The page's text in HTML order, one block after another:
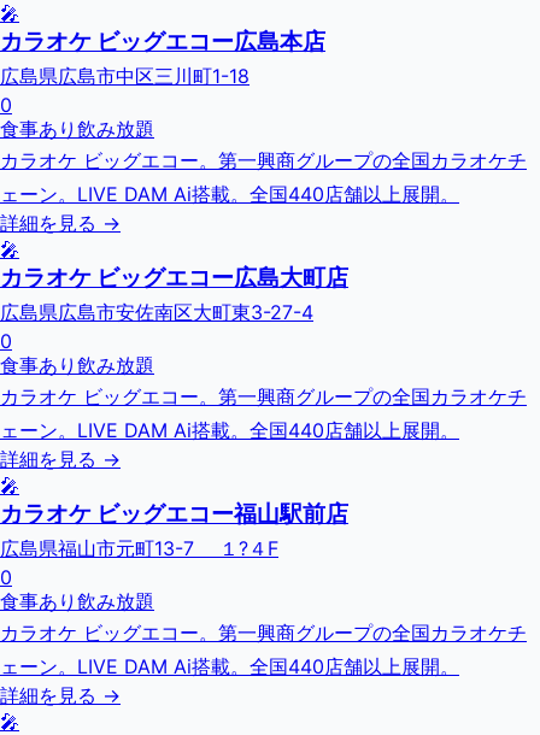
🎤
カラオケ ビッグエコー広島本店
広島県広島市中区三川町1-18
0
食事あり 飲み放題
カラオケ ビッグエコー。第一興商グループの全国カラオケチ
ェーン。LIVE DAM Ai搭載。全国440店舗以上展開。
詳細を見る →
🎤
カラオケ ビッグエコー広島大町店
広島県広島市安佐南区大町東3-27-4
0
食事あり 飲み放題
カラオケ ビッグエコー。第一興商グループの全国カラオケチ
ェーン。LIVE DAM Ai搭載。全国440店舗以上展開。
詳細を見る →
🎤
カラオケ ビッグエコー福山駅前店
広島県福山市元町13-7 １?４F
0
食事あり 飲み放題
カラオケ ビッグエコー。第一興商グループの全国カラオケチ
ェーン。LIVE DAM Ai搭載。全国440店舗以上展開。
詳細を見る →
🎤